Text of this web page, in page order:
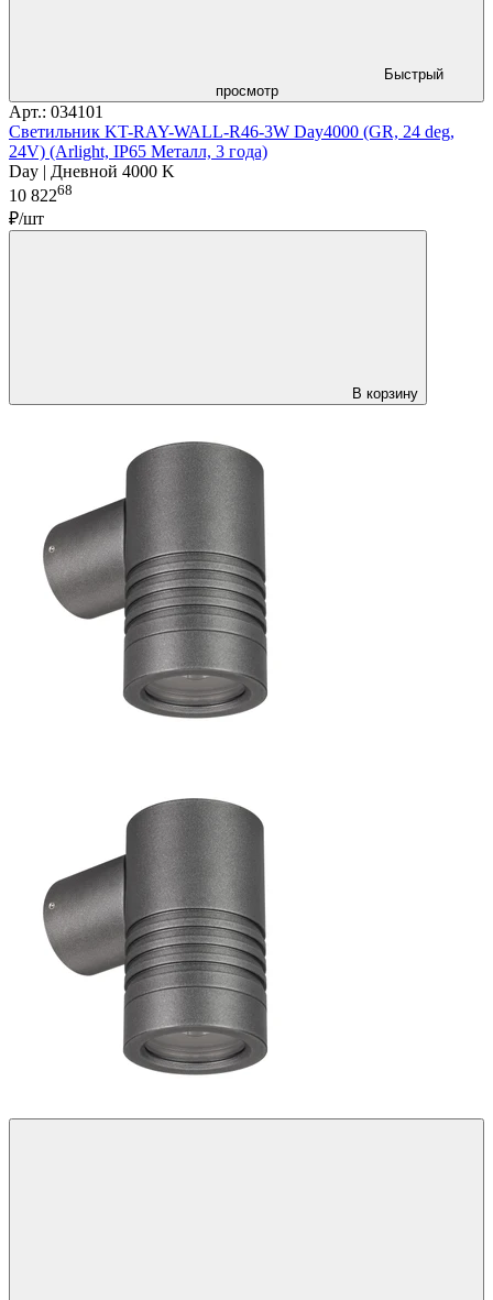
Быстрый
просмотр
Арт.: 034101
Светильник KT-RAY-WALL-R46-3W Day4000 (GR, 24 deg,
24V) (Arlight, IP65 Металл, 3 года)
Day | Дневной 4000 K
10 82268
₽/шт
В корзину